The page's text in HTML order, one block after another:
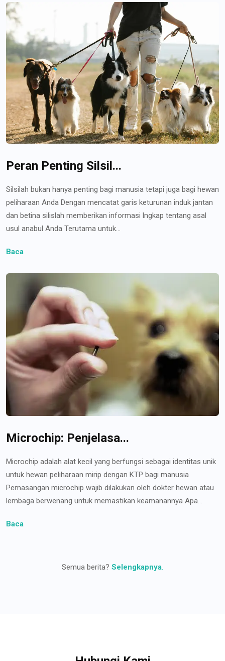
Peran Penting Silsil...
Silsilah bukan hanya penting bagi manusia tetapi juga bagi hewan
peliharaan Anda Dengan mencatat garis keturunan induk jantan
dan betina silislah memberikan informasi lngkap tentang asal
usul anabul Anda Terutama untuk...
Baca
Microchip: Penjelasa...
Microchip adalah alat kecil yang berfungsi sebagai identitas unik
untuk hewan peliharaan mirip dengan KTP bagi manusia
Pemasangan microchip wajib dilakukan oleh dokter hewan atau
lembaga berwenang untuk memastikan keamanannya Apa...
Baca
Semua berita? Selengkapnya.